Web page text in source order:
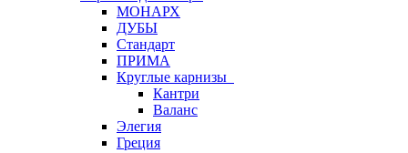
МОНАРХ
ДУБЫ
Стандарт
ПРИМА
Круглые карнизы
Кантри
Валанс
Элегия
Греция